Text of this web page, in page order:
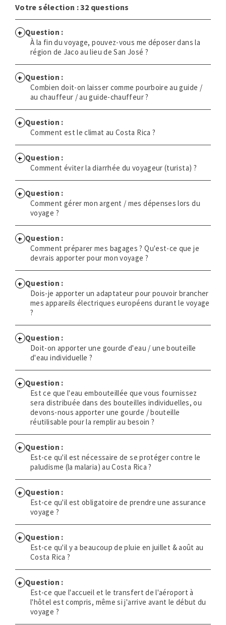
Votre sélection :32 questions
Question :
À la fin du voyage, pouvez-vous me déposer dans la
région de Jaco au lieu de San José ?
Question :
Combien doit-on laisser comme pourboire au guide /
au chauffeur / au guide-chauffeur ?
Question :
Comment est le climat au Costa Rica ?
Question :
Comment éviter la diarrhée du voyageur (turista) ?
Question :
Comment gérer mon argent / mes dépenses lors du
voyage ?
Question :
Comment préparer mes bagages ? Qu'est-ce que je
devrais apporter pour mon voyage ?
Question :
Dois-je apporter un adaptateur pour pouvoir brancher
mes appareils électriques européens durant le voyage
?
Question :
Doit-on apporter une gourde d'eau / une bouteille
d'eau individuelle ?
Question :
Est ce que l'eau embouteillée que vous fournissez
sera distribuée dans des bouteilles individuelles, ou
devons-nous apporter une gourde / bouteille
réutilisable pour la remplir au besoin ?
Question :
Est-ce qu'il est nécessaire de se protéger contre le
paludisme (la malaria) au Costa Rica ?
Question :
Est-ce qu'il est obligatoire de prendre une assurance
voyage ?
Question :
Est-ce qu'il y a beaucoup de pluie en juillet & août au
Costa Rica ?
Question :
Est-ce que l'accueil et le transfert de l'aéroport à
l'hôtel est compris, même si j'arrive avant le début du
voyage ?